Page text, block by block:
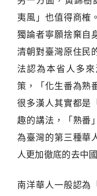
夷風」也值得商榷
獨論者寧願捨棄自
清朝對臺灣原住民
法認為本省人多
策，「化生番為熟
很多漢人其實都是
趣的講法，「熟番
為臺灣的第三種華
人更加徹底的去中
南洋華人一般認為